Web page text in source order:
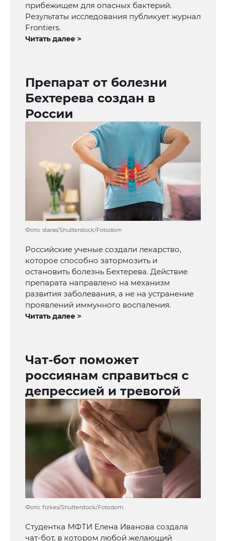
прибежищем для опасных бактерий.
Результаты исследования публикует журнал
Frontiers.
Читать далее >
Препарат от болезни
Бехтерева создан в
России
Фото: staras/Shutterstock/Fotodom
Российские ученые создали лекарство,
которое способно затормозить и
остановить болезнь Бехтерева. Действие
препарата направлено на механизм
развития заболевания, а не на устранение
проявлений иммунного воспаления.
Читать далее >
Чат-бот поможет
россиянам справиться с
депрессией и тревогой
Фото: fizkes/Shutterstock/Fotodom
Студентка МФТИ Елена Иванова создала
чат-бот, в котором любой желающий